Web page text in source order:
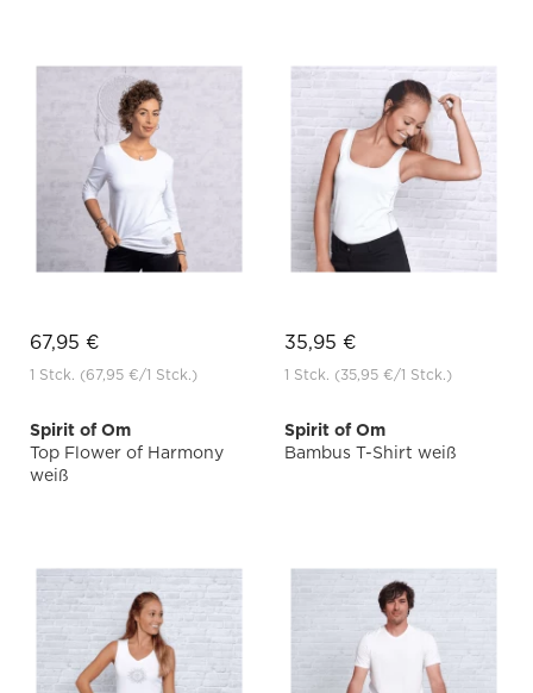
67,95 €
1 Stck. (67,95 €/1 Stck.)
35,95 €
1 Stck. (35,95 €/1 Stck.)
Spirit of Om
Top Flower of Harmony
weiß
Spirit of Om
Bambus T-Shirt weiß